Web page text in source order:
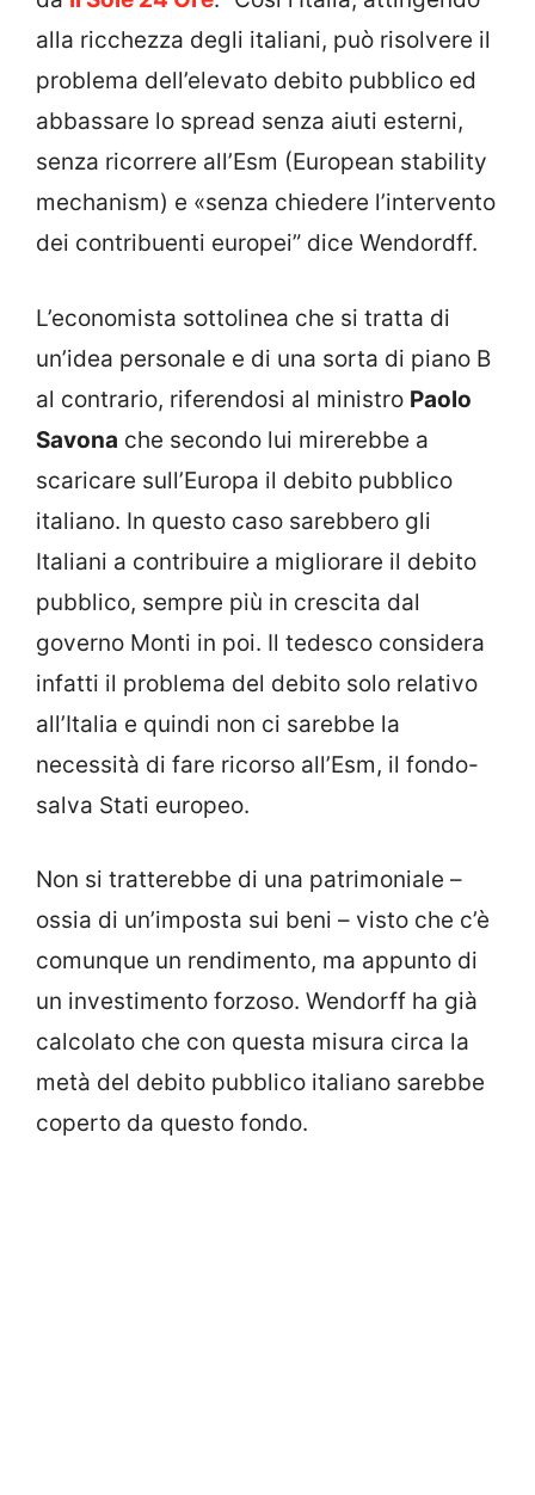
alla ricchezza degli italiani, può risolvere il
problema dell’elevato debito pubblico ed
abbassare lo spread senza aiuti esterni,
senza ricorrere all’Esm (European stability
mechanism) e «senza chiedere l’intervento
dei contribuenti europei” dice Wendordff.
L’economista sottolinea che si tratta di
un’idea personale e di una sorta di piano B
al contrario, riferendosi al ministro Paolo
Savona che secondo lui mirerebbe a
scaricare sull’Europa il debito pubblico
italiano. In questo caso sarebbero gli
Italiani a contribuire a migliorare il debito
pubblico, sempre più in crescita dal
governo Monti in poi. Il tedesco considera
infatti il problema del debito solo relativo
all’Italia e quindi non ci sarebbe la
necessità di fare ricorso all’Esm, il fondo-
salva Stati europeo.
Non si tratterebbe di una patrimoniale –
ossia di un’imposta sui beni – visto che c’è
comunque un rendimento, ma appunto di
un investimento forzoso. Wendorff ha già
calcolato che con questa misura circa la
metà del debito pubblico italiano sarebbe
coperto da questo fondo.